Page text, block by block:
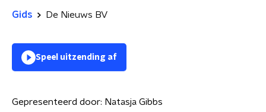
Gids De Nieuws BV
Speel uitzending af
Gepresenteerd door: Natasja Gibbs